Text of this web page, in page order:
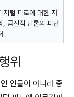
지털 피로에 대한 저
, 급진적 담론의 피난
위
인물이 아니라 중